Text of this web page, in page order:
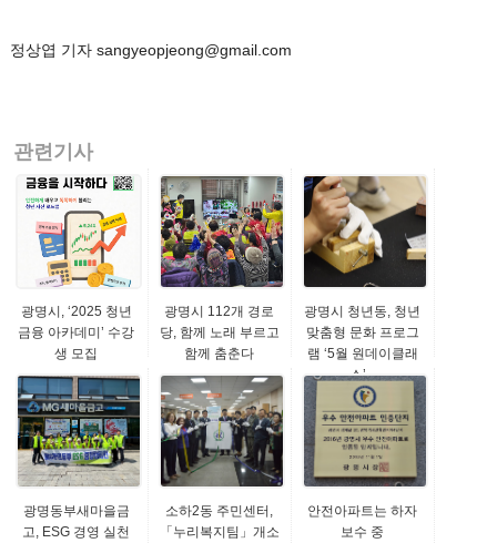
정상엽 기자 sangyeopjeong@gmail.com
관련기사
광명시, ‘2025 청년
금융 아카데미’ 수강
생 모집
광명시 112개 경로
당, 함께 노래 부르고
함께 춤춘다
광명시 청년동, 청년
맞춤형 문화 프로그
램 ‘5월 원데이클래
스’...
광명동부새마을금
고, ESG 경영 실천
소하2동 주민센터,
「누리복지팀」개소
안전아파트는 하자
보수 중